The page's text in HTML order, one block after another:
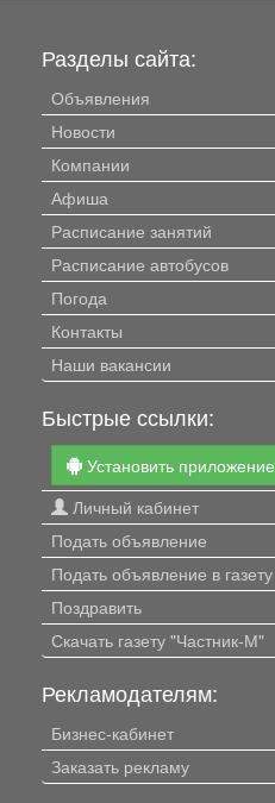
Разделы сайта:
Объявления
Новости
Компании
Афиша
Расписание занятий
Расписание автобусов
Погода
Контакты
Наши вакансии
Быстрые ссылки:
Установить приложение
Личный кабинет
Подать объявление
Подать объявление в газету
Поздравить
Скачать газету "Частник-М"
Рекламодателям:
Бизнес-кабинет
Заказать рекламу